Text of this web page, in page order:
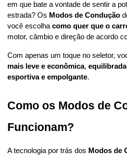
em que bate a vontade de sentir a
estrada? Os Modos de Condução
você escolha como quer que o
motor, câmbio e direção de acordo
mais leve e econômica,
esportiva e empolgante.
Como os Modos de
Funcionam?
A tecnologia por trás dos Modos de